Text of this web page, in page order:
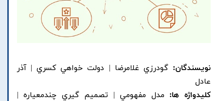
نویسندگان: گودرزي غلامرضا | دولت خواهي کسري | آذر
عادل
کلیدواژه ها: مدل مفهومي | تصميم گيري چندمعياره |